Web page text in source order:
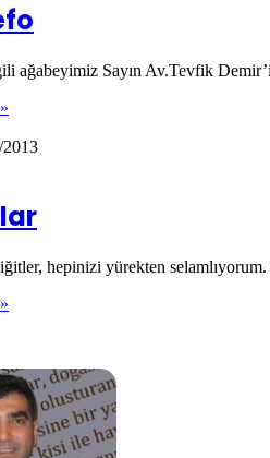
ağabeyimiz Sayın Av.Tevfik
2013
hepinizi yürekten